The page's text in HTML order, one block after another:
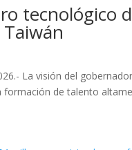
tecnológico
La visión del
de talento